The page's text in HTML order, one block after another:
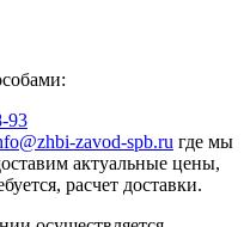
93
zavod-spb.ru где мы
актуальные цены,
расчет доставки.